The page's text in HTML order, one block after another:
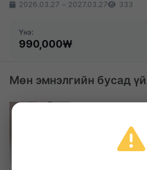
2026.03.27 ~ 2027.03.27 333
Үнэ:
990,000₩
Мөн эмнэлгийн бусад
1,430,000₩
2026.03.27 ~